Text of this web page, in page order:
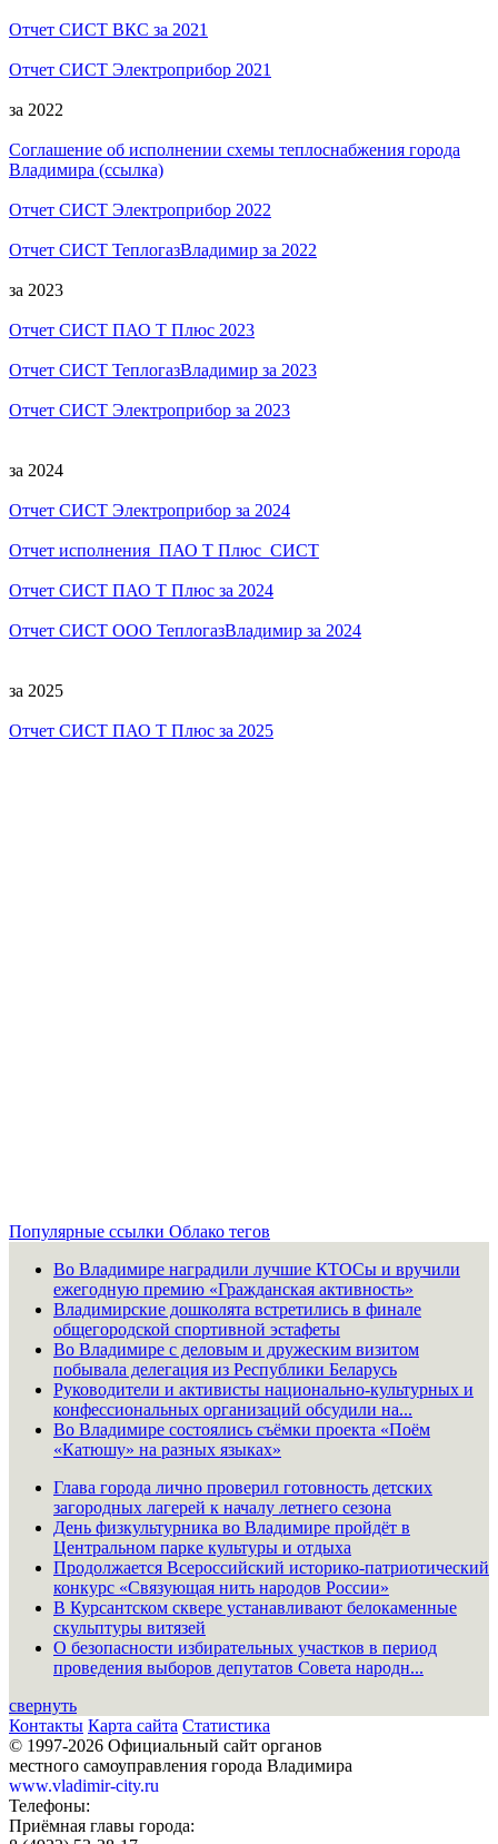
Отчет СИСТ ВКС за 2021
Отчет СИСТ Электроприбор 2021
за 2022
Соглашение об исполнении схемы теплоснабжения города
Владимира (ссылка)
Отчет СИСТ Электроприбор 2022
Отчет СИСТ ТеплогазВладимир за 2022
за 2023
Отчет СИСТ ПАО Т Плюс 2023
Отчет СИСТ ТеплогазВладимир за 2023
Отчет СИСТ Электроприбор за 2023
за 2024
Отчет СИСТ Электроприбор за 2024
Отчет исполнения ПАО Т Плюс СИСТ
Отчет СИСТ ПАО Т Плюс за 2024
Отчет СИСТ ООО ТеплогазВладимир за 2024
за 2025
Отчет СИСТ ПАО Т Плюс за 2025
Популярные ссылки Облако тегов
Во Владимире наградили лучшие КТОСы и вручили
ежегодную премию «Гражданская активность»
Владимирские дошколята встретились в финале
общегородской спортивной эстафеты
Во Владимире с деловым и дружеским визитом
побывала делегация из Республики Беларусь
Руководители и активисты национально-культурных и
конфессиональных организаций обсудили на...
Во Владимире состоялись съёмки проекта «Поём
«Катюшу» на разных языках»
Глава города лично проверил готовность детских
загородных лагерей к началу летнего сезона
День физкультурника во Владимире пройдёт в
Центральном парке культуры и отдыха
Продолжается Всероссийский историко-патриотический
конкурс «Связующая нить народов России»
В Курсантском сквере устанавливают белокаменные
скульптуры витязей
О безопасности избирательных участков в период
проведения выборов депутатов Совета народн...
свернуть
Контакты Карта сайта Статистика
© 1997-2026 Официальный сайт органов
местного самоуправления города Владимира
www.vladimir-city.ru
Телефоны:
Приёмная главы города: